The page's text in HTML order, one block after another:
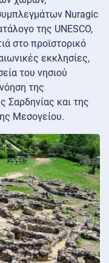
Nuragic
της UNESCO,
στο προϊστορικό
εκκλησίες,
του νησιού
της
Σαρδηνίας και της
Μεσογείου.